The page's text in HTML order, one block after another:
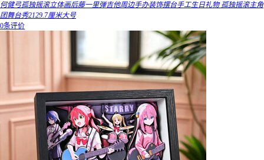
何健弓孤独摇滚立体画后藤一里弹吉他周边手办装饰摆台手工生日礼物 孤独摇滚主角
团舞台秀2129.7厘米大号
0条评价